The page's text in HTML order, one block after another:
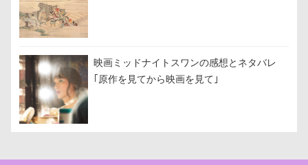
映画ミッドナイトスワンの感想とネタバレ
｢原作を見てから映画を見て｣